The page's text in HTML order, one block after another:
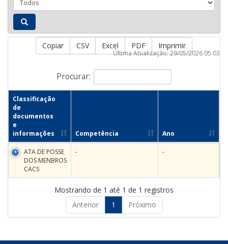
Copiar CSV Excel PDF Imprimir
Procurar:
Última Atualização: 29/05/2026 05:03
Classificação
de
documentos
e
informações
Competência Ano
ATA DE POSSE
DOS MENBROS
CACS
- -
Mostrando de 1 até 1 de 1 registros
Anterior
1 Próximo